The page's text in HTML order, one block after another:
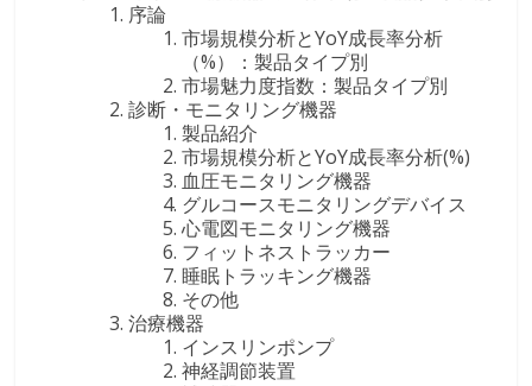
序論
市場規模分析とYoY成長率分析
（%）：製品タイプ別
市場魅力度指数：製品タイプ別
診断・モニタリング機器
製品紹介
市場規模分析とYoY成長率分析(%)
血圧モニタリング機器
グルコースモニタリングデバイス
心電図モニタリング機器
フィットネストラッカー
睡眠トラッキング機器
その他
治療機器
インスリンポンプ
神経調節装置